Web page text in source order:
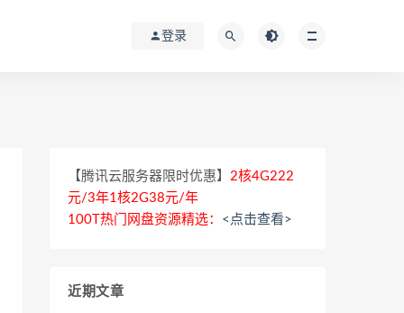
登录
【腾讯云服务器限时优惠】 2核4G222
元/3年1核2G38元/年
100T热门网盘资源精选： <点击查看>
近期文章